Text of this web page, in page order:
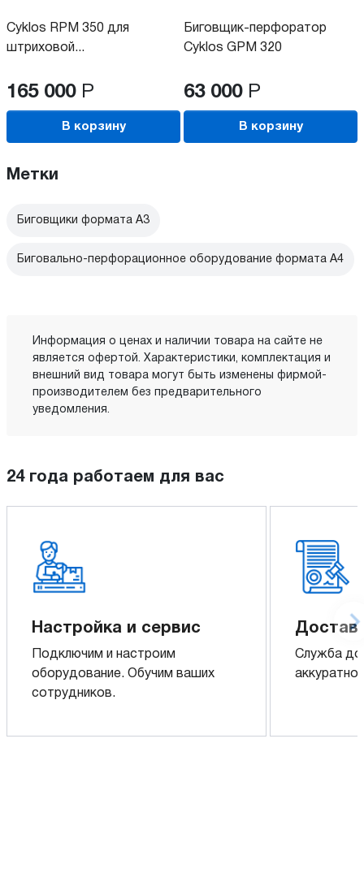
Cyklos RPM 350 для
штриховой...
165 000 Р
В корзину
Биговщик-перфоратор
Cyklos GPM 320
63 000 Р
В корзину
Метки
Биговщики формата А3
Биговально-перфорационное оборудование формата А4
Информация о ценах и наличии товара на сайте не
является офертой. Характеристики, комплектация и
внешний вид товара могут быть изменены фирмой-
производителем без предварительного
уведомления.
24 года работаем для вас
Настройка и сервис
Подключим и настроим
оборудование. Обучим ваших
сотрудников.
Служба
аккуратно